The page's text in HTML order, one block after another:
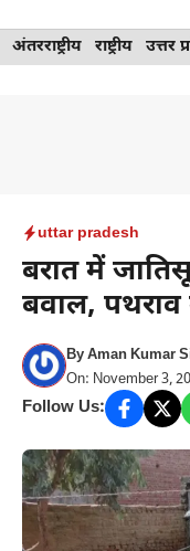
Skip
to
अंतरराष्ट्रीय राष्ट्रीय उत्तर
uttar pradesh
बरात में
बवाल,
ByAman Kumar
On: November 3,
Follow Us: